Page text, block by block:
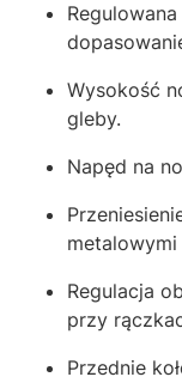
Wysokość
gleby.
Napęd na
Regulacja
przy
Przednie